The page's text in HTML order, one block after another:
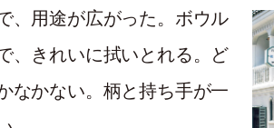
、用途が広がった。ボウル
、きれいに拭いとれる。ど
なかない。柄と持ち手が一